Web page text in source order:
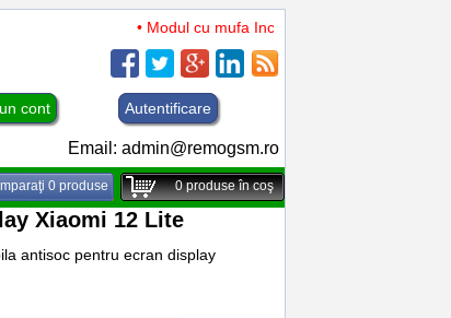
• Modul cu mufa Incarcare si microfon TCL 50
cont Autentificare
Email: admin@remogsm.ro
0 produse 0produse în coş
Xiaomi 12 Lite
antisoc pentru ecran display